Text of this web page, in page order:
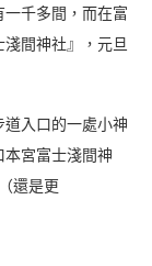
千多間，而在富
間神社』，元旦
入口的一處小神
宮富士淺間神
還是更